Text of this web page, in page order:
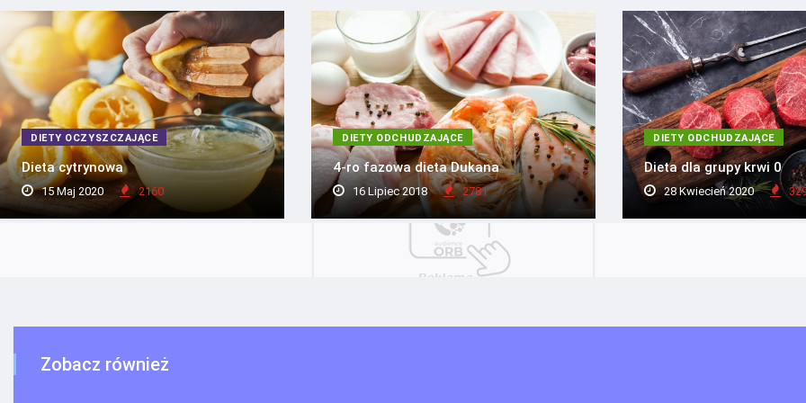
DIETY OCZYSZCZAJĄCE
Dieta cytrynowa
15 Maj 2020 2160
DIETY ODCHUDZAJĄCE
4-ro fazowa dieta Dukana
16 Lipiec 2018 2781
DIETY ODCHUDZAJĄCE
Dieta dla grupy krwi 0
28 Kwiecień 2020
Zobacz również